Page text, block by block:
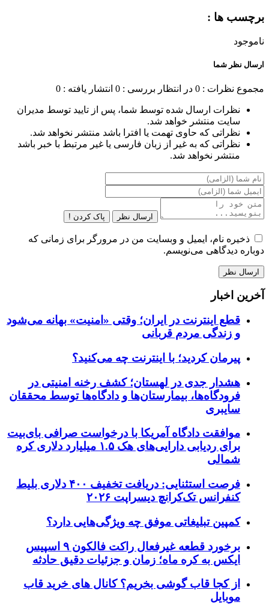
برچسب ها :
ناموجود
ارسال نظر شما
مجموع نظرات : 0 در انتظار بررسی : 0 انتشار یافته : 0
نظرات ارسال شده توسط شما، پس از تایید توسط مدیران
سایت منتشر خواهد شد.
نظراتی که حاوی تهمت یا افترا باشد منتشر نخواهد شد.
نظراتی که به غیر از زبان فارسی یا غیر مرتبط با خبر باشد
منتشر نخواهد شد.
ارسال نظر پاک کردن !
ذخیره نام، ایمیل و وبسایت من در مرورگر برای زمانی که
دوباره دیدگاهی می‌نویسم.
آخرین اخبار
قطع اینترنت در ایران؛ وقتی «امنیت» بهانه می‌شود
و زندگی مردم قربانی
پیرمان کردید؛ با اینترنت چه می‌کنید؟
هشدار جدی در لهستان؛ کشف رخنه امنیتی در
فرودگاه‌ها، بیمارستان‌ها و دادگاه‌ها توسط محققان
سایبری
موافقت دادگاه آمریکا با درخواست صرافی بای‌بیت
برای ردیابی دارایی‌های هک ۱.۵ میلیارد دلاری کره
شمالی
فرصت استثنایی: دریافت تخفیف ۴۰۰ دلاری بلیط
کنفرانس تک‌کرانچ دیسراپت ۲۰۲۶
کمپین تبلیغاتی موفق چه ویژگی‌هایی دارد؟
برخورد قطعه غیرفعال راکت فالکون ۹ اسپیس
ایکس به کره ماه؛ زمان و جزئیات دقیق حادثه
از کجا قاب گوشی بخریم؟ کانال های خرید قاب
موبایل